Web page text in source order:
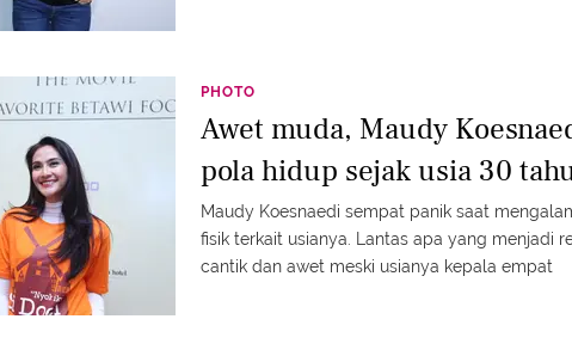
PHOTO
Awet muda, Maudy
pola hidup sejak usia 30
Maudy Koesnaedi sempat panik saat
fisik terkait usianya. Lantas apa yang menjadi
cantik dan awet meski usianya kepala empat